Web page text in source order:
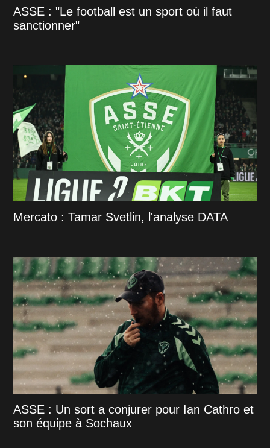
ASSE : "Le football est un sport où il faut
sanctionner"
Mercato : Tamar Svetlin, l'analyse DATA
ASSE : Un sort a conjurer pour Ian Cathro et
son équipe à Sochaux